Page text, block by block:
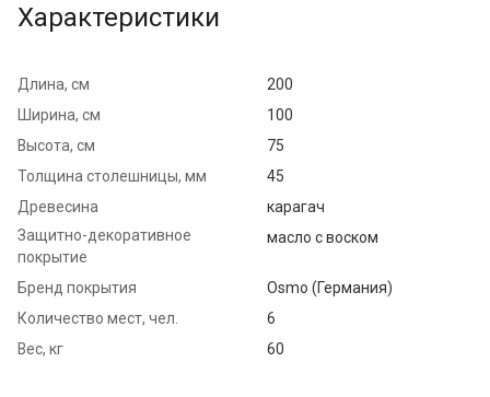
Характеристики
Длина, см
200
Ширина, см
100
Высота, см
75
Толщина столешницы, мм
45
Древесина
карагач
Защитно-декоративное
покрытие
масло с воском
Бренд покрытия
Osmo (Германия)
Количество мест, чел.
6
Вес, кг
60